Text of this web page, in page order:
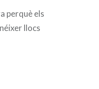
perquè els
llocs